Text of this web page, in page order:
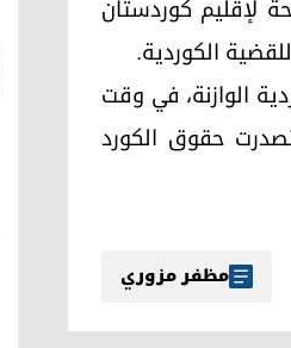
لإقليم كوردستان
الكوردية.
الوازنة، في وقت
حقوق الكورد
مظفر مزوري